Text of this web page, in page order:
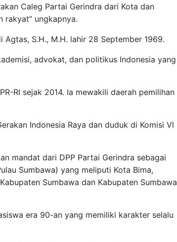
Caleg Partai Gerindra dari Kota dan
rakyat” ungkapnya.
S.H., M.H. lahir 28 September 1969.
advokat, dan politikus Indonesia yang
RI sejak 2014. Ia mewakili daerah pemilihan
Indonesia Raya dan duduk di Komisi Vl
mandat dari DPP Partai Gerindra sebagai
Sumbawa) yang meliputi Kota Bima,
Sumbawa dan Kabupaten Sumbawa
era 90-an yang memiliki karakter selalu